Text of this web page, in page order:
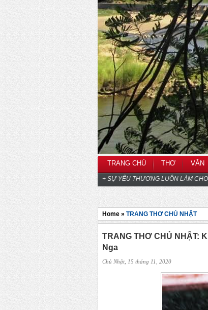
TRANG CHỦ THƠ VĂN
+ SỰ YÊU THƯƠNG LUÔN LÀM
Home » TRANG THƠ CHỦ NHẬT
TRANG THƠ CHỦ NHẬT:
Nga
Chủ Nhật, 15 tháng 11, 2020